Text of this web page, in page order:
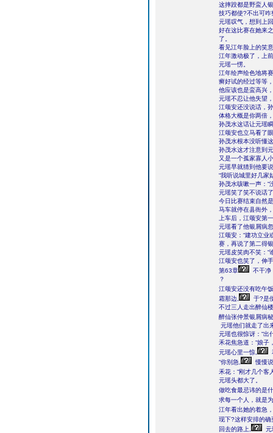
这摔跤都是野蛮人
技巧都使?不出可咋
元瑶叹气，想到上
好在这比赛在她来
了。
看见江年脸上的笑
江年激动极了，上
元瑶一愣。
江年绘声绘色地将
癣好试的经过等等
他应该也是蛮高兴
元瑶不忍让他失望
江颂安还没说话，
体格大概是你两倍
孙茂水这话让元瑶
江颂安也立马看了
孙茂水根本没听懂
孙茂水这才注意到
又是一个孤家寡人
元瑶早就猜到他要
“我听说城里好几家
孙茂水咳嗽一声：“
元瑶笑了笑不说话
今日比赛结束自然
马车就停在县衙外
上车后，江颂安第
元瑶看了他银屑病
江颂安：“建功立业
赛，再说了第二得
元瑶皮笑肉不笑：“
江颂安也笑了，伸
第63章
不干净
？
江颂安还没有吃午
霜那边,
于?是
不过三人走出醉仙
醉仙张仲景银屑病
元瑶他们就走了出
元瑶也很惊讶：“出
禾花焦急道：“娘子
元瑶心里一惊,
“你别急,
慢慢
禾花：“刚才几个客
元瑶头都大了。
做吃食最忌讳的是
求每一个人，就是
江年看出她的着急
现下?这样安排的确
回去的路上,
元